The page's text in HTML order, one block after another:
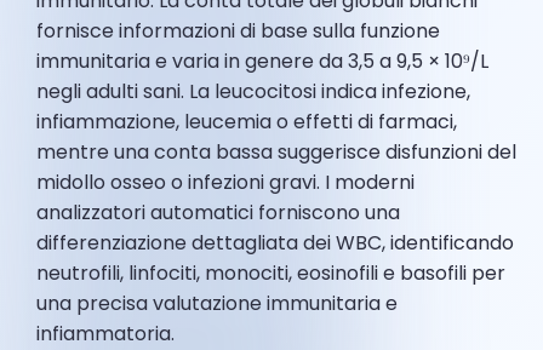
fornisce informazioni di base sulla funzione
immunitaria e varia in genere da 3,5 a 9,5 × 10⁹/L
negli adulti sani. La leucocitosi indica infezione,
infiammazione, leucemia o effetti di farmaci,
mentre una conta bassa suggerisce disfunzioni del
midollo osseo o infezioni gravi. I moderni
analizzatori automatici forniscono una
differenziazione dettagliata dei WBC, identificando
neutrofili, linfociti, monociti, eosinofili e basofili per
una precisa valutazione immunitaria e
infiammatoria.